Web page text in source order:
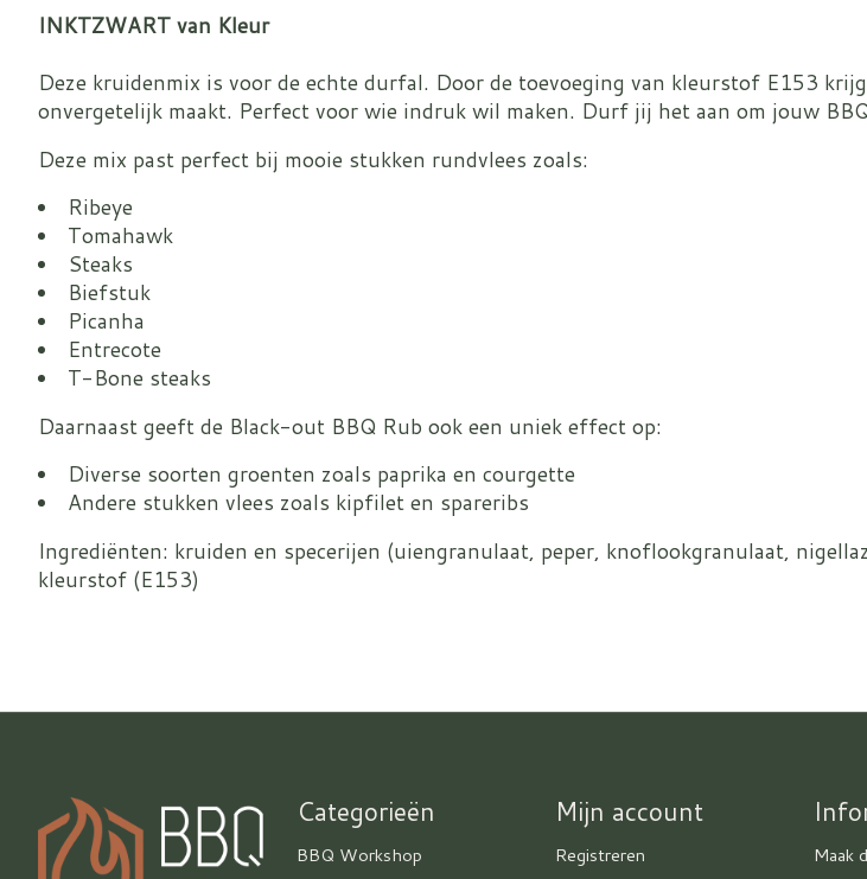
INKTZWART van Kleur
Deze kruidenmix is voor de echte durfal. Door de toevoeging van kleurstof E153
onvergetelijk maakt. Perfect voor wie indruk wil maken. Durf jij het aan om jouw
Deze mix past perfect bij mooie stukken rundvlees zoals:
Ribeye
Tomahawk
Steaks
Biefstuk
Picanha
Entrecote
T-Bone steaks
Daarnaast geeft de Black-out BBQ Rub ook een uniek effect op:
Diverse soorten groenten zoals paprika en courgette
Andere stukken vlees zoals kipfilet en spareribs
Ingrediënten: kruiden en specerijen (uiengranulaat, peper, knoflookgranulaat,
kleurstof (E153)
Categorieën
BBQ Workshop
Mijn account
Registreren
Maak